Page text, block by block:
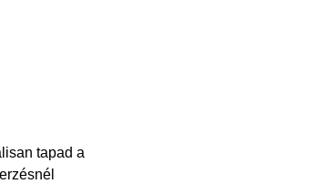
tapad a